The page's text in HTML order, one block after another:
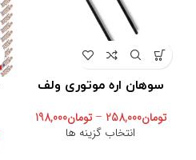
سوهان اره موتوری ولف
تومان258,000
– تومان198,000
انتخاب گزینه ها